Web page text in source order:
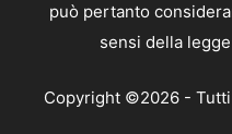
può pertanto
sensi della
Copyright ©2026 -